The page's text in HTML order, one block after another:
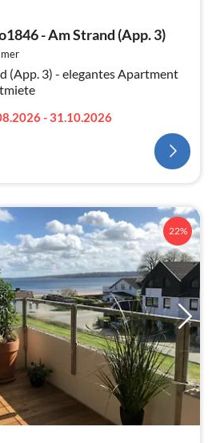
- Am Strand (App. 3)
(App. 3) - elegantes Apartment
- 31.10.2026
22%